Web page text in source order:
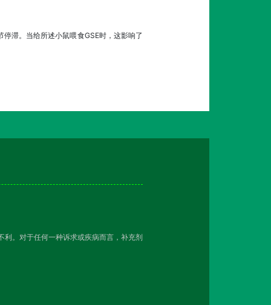
滞。当给所述小鼠喂食GSE时，这影响了
利。对于任何一种诉求或疾病而言，补充剂